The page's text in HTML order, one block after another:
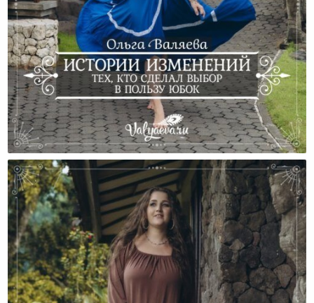
Истории Изменений Тех, Кто Сделал Выбор В
Пользу Юбок